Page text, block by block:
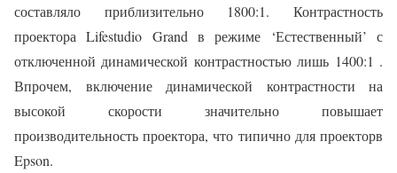
составляло приблизительно 1800:1. Контрастность
проектора Lifestudio Grand в режиме ‘Естественный’ с
отключенной динамической контрастностью лишь 1400:1 .
Впрочем, включение динамической контрастности на
высокой скорости значительно повышает
производительность проектора, что типично для проекторв
Epson.